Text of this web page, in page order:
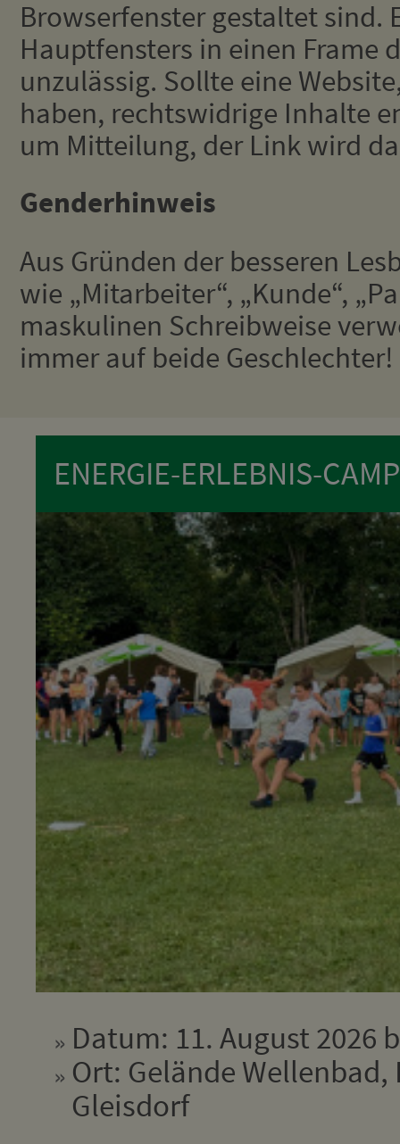
Browserfenster gestaltet sind.
Hauptfensters in einen Frame
unzulässig. Sollte eine
haben, rechtswidrige Inhalte
um Mitteilung, der Link wird
Genderhinweis
Aus Gründen der besseren
wie „Mitarbeiter“, „Kunde“,
maskulinen Schreibweise
immer auf beide Geschlechter!
ENERGIE-ERLEBNIS-CAMP
Datum: 11. August 2026
Ort: Gelände Wellenbad,
Gleisdorf